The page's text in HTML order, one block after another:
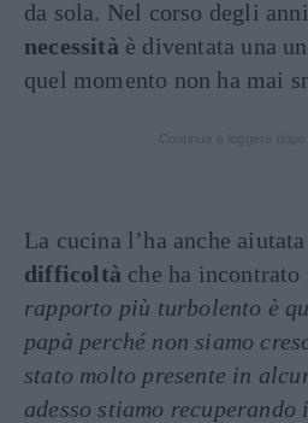
da sola. Nel corso degli
necessità è diventata una
quel momento non ha mai
La cucina l’ha anche
difficoltà che ha
rapporto più turbolento è
papà perché non siamo
stato molto presente in
adesso stiamo